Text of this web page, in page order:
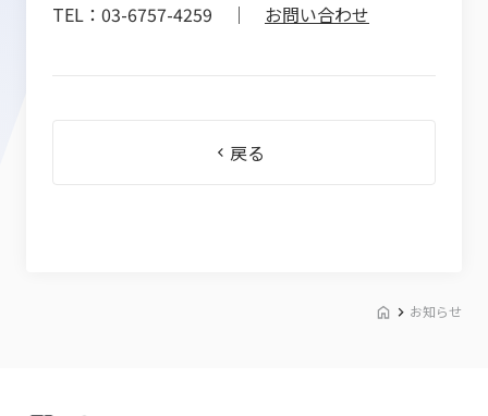
TEL：03-6757-4259 ｜ お問い合わせ
戻る
お知らせ